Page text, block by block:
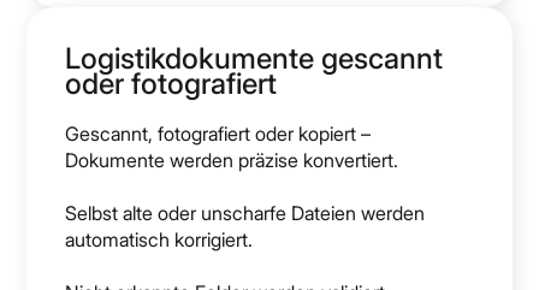
Logistikdokumente gescannt
oder fotografiert
Gescannt, fotografiert oder kopiert –
Dokumente werden präzise konvertiert.
Selbst alte oder unscharfe Dateien werden
automatisch korrigiert.